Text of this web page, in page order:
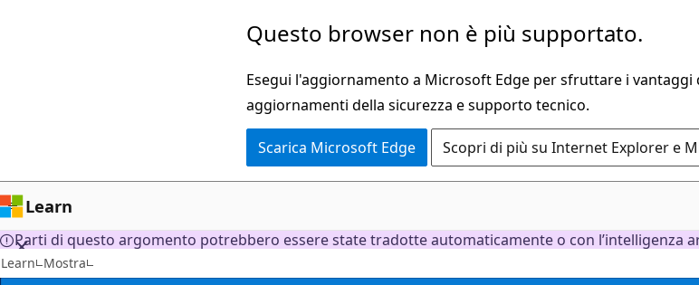
Questo browser non è più supportato.
Esegui l'aggiornamento a Microsoft Edge per sfruttare i
aggiornamenti della sicurezza e supporto tecnico.
Scarica Microsoft Edge Scopri di più su Internet Explorer e
Learn
Parti di questo argomento potrebbero essere state tradotte automaticamente o con l’intelligenza
Learn Mostra